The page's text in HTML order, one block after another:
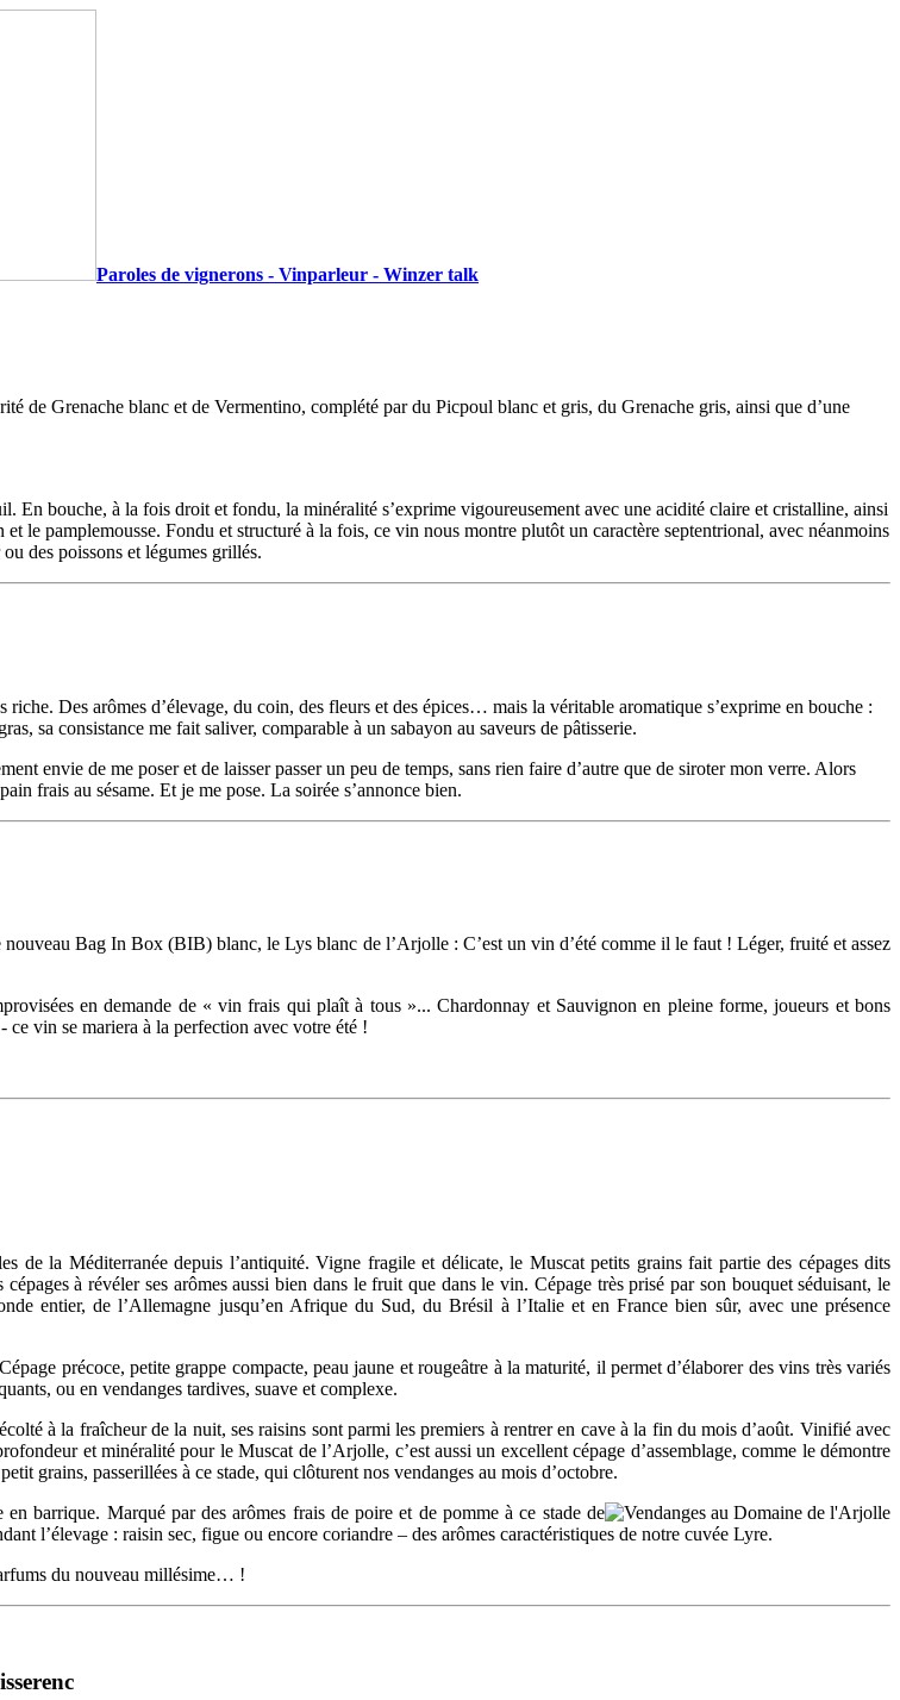
Paroles de vignerons - Vinparleur - Winzer talk
de Grenache blanc et de Vermentino, complété par du Picpoul blanc et gris, du Grenache gris, ainsi que d’une
En bouche, à la fois droit et fondu, la minéralité s’exprime vigoureusement avec une acidité claire et cristalline, ainsi
le pamplemousse. Fondu et structuré à la fois, ce vin nous montre plutôt un caractère septentrional, avec néanmoins
des poissons et légumes grillés.
Des arômes d’élevage, du coin, des fleurs et des épices… mais la véritable aromatique s’exprime en bouche :
sa consistance me fait saliver, comparable à un sabayon au saveurs de pâtisserie.
envie de me poser et de laisser passer un peu de temps, sans rien faire d’autre que de siroter mon verre. Alors
frais au sésame. Et je me pose. La soirée s’annonce bien.
nouveau Bag In Box (BIB) blanc, le Lys blanc de l’Arjolle : C’est un vin d’été comme il le faut ! Léger, fruité et assez
en demande de « vin frais qui plaît à tous »... Chardonnay et Sauvignon en pleine forme, joueurs et bons
ce vin se mariera à la perfection avec votre été !
de la Méditerranée depuis l’antiquité. Vigne fragile et délicate, le Muscat petits grains fait partie des cépages dits
cépages à révéler ses arômes aussi bien dans le fruit que dans le vin. Cépage très prisé par son bouquet séduisant, le
entier, de l’Allemagne jusqu’en Afrique du Sud, du Brésil à l’Italie et en France bien sûr, avec une présence
précoce, petite grappe compacte, peau jaune et rougeâtre à la maturité, il permet d’élaborer des vins très variés
ou en vendanges tardives, suave et complexe.
à la fraîcheur de la nuit, ses raisins sont parmi les premiers à rentrer en cave à la fin du mois d’août. Vinifiéavec
et minéralitépour le Muscat del’Arjolle, c’est aussi un excellent cépage d’assemblage, comme le démontre
grains, passerillées à ce stade, qui clôturent nos vendanges au mois d’octobre.
barrique. Marqué par des arômes frais de poire et de pomme à ce stade de
l’élevage : raisin sec, figue ou encore coriandre – des arômes caractéristiques de notre cuvée Lyre.
du nouveau millésime… !